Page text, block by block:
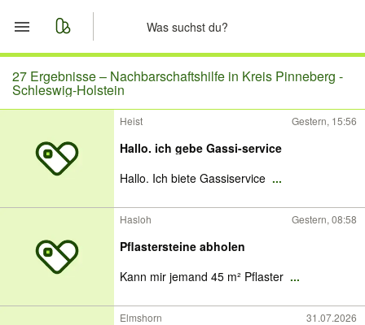
Start
Merkliste
Nachrichten
27 Ergebnisse – Nachbarschaftshilfe in Kreis Pinneberg -
Schleswig-Holstein
Heist Gestern, 15:56
Hallo. ich gebe Gassi-service
Hallo. Ich biete Gassiservice ...
Hasloh Gestern, 08:58
Pflastersteine abholen
Kann mir jemand 45 m² Pflaster ...
Elmshorn 31.07.2026